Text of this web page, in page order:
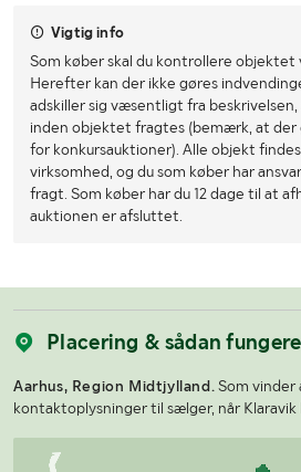
Vigtig info
Som køber skal du kontrollere objektet
Herefter kan der ikke gøres
adskiller sig væsentligt fra
inden objektet fragtes (bemærk, at
for konkursauktioner). Alle objekt
virksomhed, og du som køber har
fragt. Som køber har du 12 dage til at
auktionen er afsluttet.
Placering & sådan
Aarhus, Region Midtjylland. Som vinder
kontaktoplysninger til sælger, når